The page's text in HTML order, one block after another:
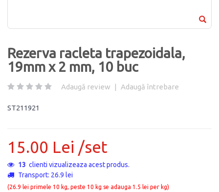
Rezerva racleta trapezoidala,
19mm x 2 mm, 10 buc
Adaugă review | Adaugă întrebare
ST211921
15.00 Lei /set
13 clienti vizualizeaza acest produs.
Transport: 26.9 lei
(26.9 lei primele 10 kg, peste 10 kg se adauga 1.5 lei per kg)